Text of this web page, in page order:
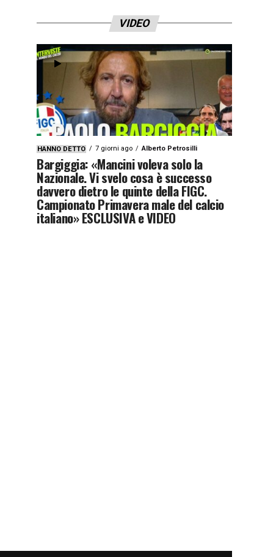
VIDEO
HANNO DETTO 7 giorni ago Alberto Petrosilli
Bargiggia: «Mancini voleva solo la
Nazionale. Vi svelo cosa è successo
davvero dietro le quinte della FIGC.
Campionato Primavera male del calcio
italiano» ESCLUSIVA e VIDEO